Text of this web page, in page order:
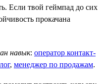
Если твой геймпад до сих
прокачана
навык: оператор контакт-
, менеджер по продажам.